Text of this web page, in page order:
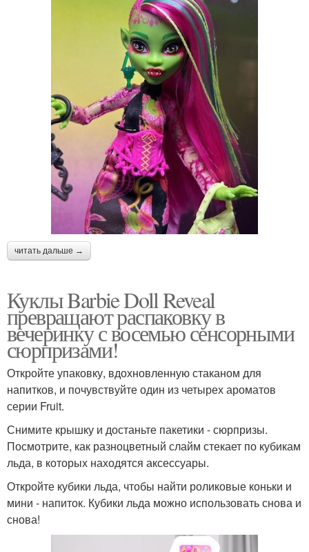
читать дальше →
Куклы Barbie Doll Reveal
превращают распаковку в
вечеринку с восемью сенсорными
сюрпризами!
Откройте упаковку, вдохновленную стаканом для
напитков, и почувствуйте один из четырех ароматов
серии Fruit.
Снимите крышку и достаньте пакетики - сюрпризы.
Посмотрите, как разноцветный слайм стекает по кубикам
льда, в которых находятся аксессуары.
Откройте кубики льда, чтобы найти роликовые коньки и
мини - напиток. Кубики льда можно использовать снова и
снова!